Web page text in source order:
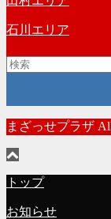
石川エリア
まざっせプラザ
トップ
お知らせ